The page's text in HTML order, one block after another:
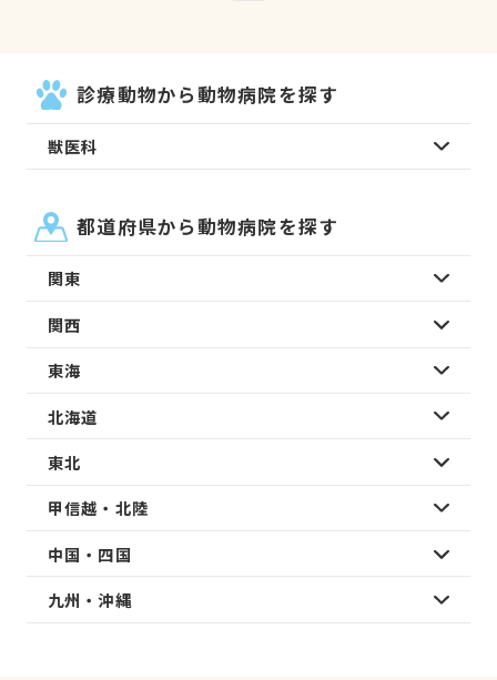
診療動物から動物病院を探す
獣医科
都道府県から動物病院を探す
関東
関西
東海
北海道
東北
甲信越・北陸
中国・四国
九州・沖縄